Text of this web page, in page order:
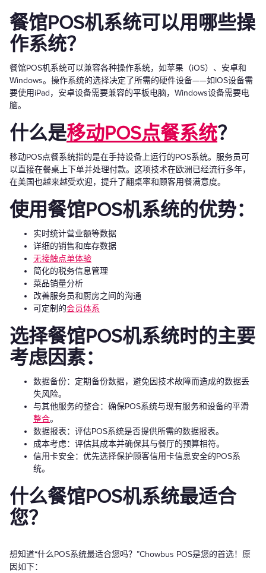
餐馆POS机系统可以用哪些操
作系统？
餐馆POS机系统可以兼容各种操作系统，如苹果（iOS）、安卓和
Windows。操作系统的选择决定了所需的硬件设备——如IOS设备需
要使用iPad，安卓设备需要兼容的平板电脑，Windows设备需要电
脑。
什么是移动POS点餐系统？
移动POS点餐系统指的是在手持设备上运行的POS系统。服务员可
以直接在餐桌上下单并处理付款。这项技术在欧洲已经流行多年，
在美国也越来越受欢迎，提升了翻桌率和顾客用餐满意度。
使用餐馆POS机系统的优势：
实时统计营业额等数据
详细的销售和库存数据
无接触点单体验
简化的税务信息管理
菜品销量分析
改善服务员和厨房之间的沟通
可定制的会员体系
选择餐馆POS机系统时的主要
考虑因素：
数据备份：定期备份数据，避免因技术故障而造成的数据丢
失风险。
与其他服务的整合：确保POS系统与现有服务和设备的平滑
整合。
数据报表：评估POS系统是否提供所需的数据报表。
成本考虑：评估其成本并确保其与餐厅的预算相符。
信用卡安全：优先选择保护顾客信用卡信息安全的POS系
统。
什么餐馆POS机系统最适合
您？
想知道“什么POS系统最适合您吗？”Chowbus POS是您的首选！原
因如下：